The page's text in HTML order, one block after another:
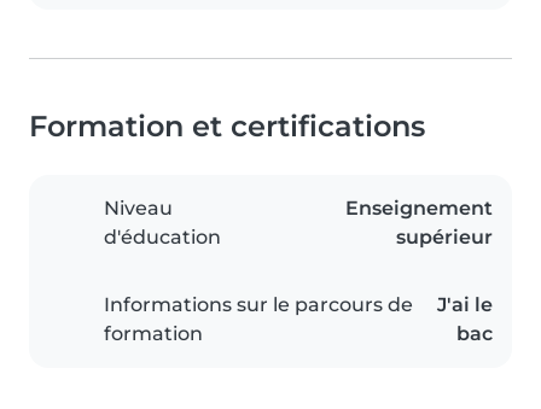
Formation et certifications
Niveau
d'éducation
Enseignement
supérieur
Informations sur le parcours de
formation
J'ai le
bac